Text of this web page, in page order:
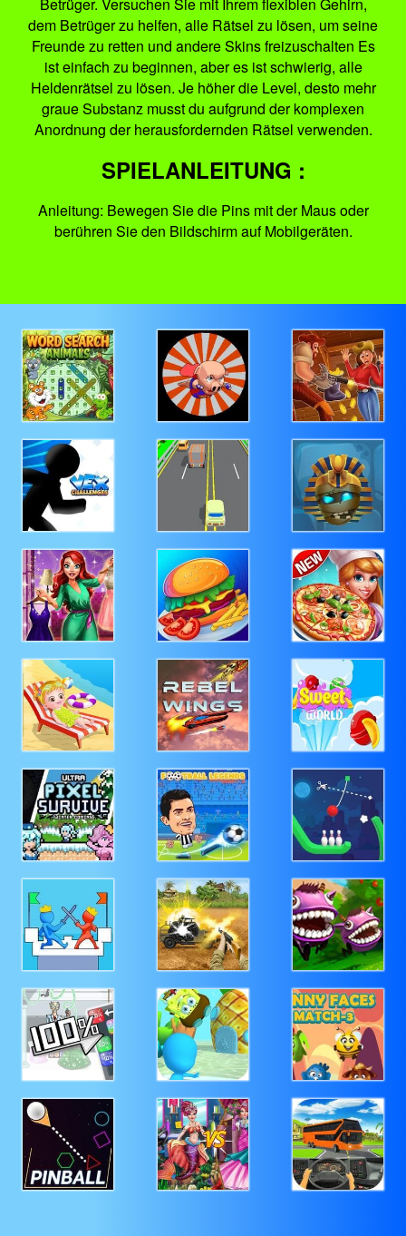
dem Betrüger zu helfen, alle Rätsel zu lösen, um seine
Freunde zu retten und andere Skins freizuschalten Es
ist einfach zu beginnen, aber es ist schwierig, alle
Heldenrätsel zu lösen. Je höher die Level, desto mehr
graue Substanz musst du aufgrund der komplexen
Anordnung der herausfordernden Rätsel verwenden.
SPIELANLEITUNG :
Anleitung: Bewegen Sie die Pins mit der Maus oder
berühren Sie den Bildschirm auf Mobilgeräten.